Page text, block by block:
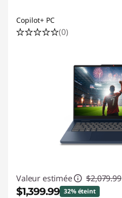
Copilot+ PC
(0)
Valeur estimée $2,079.99
$1,399.99 32% éteint